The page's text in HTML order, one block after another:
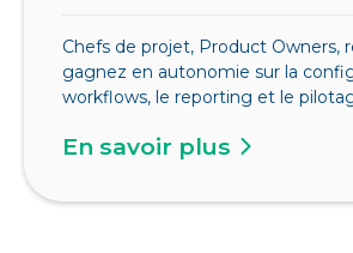
Chefs de projet, Product Owners,
gagnez en autonomie sur la
workflows, le reporting et le
En savoir plus